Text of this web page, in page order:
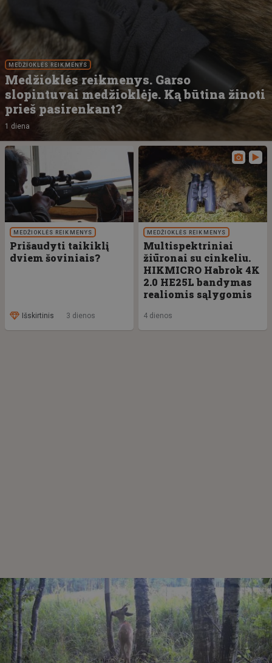
MEDŽIOKLĖS REIKMENYS
Medžioklės reikmenys. Garso
slopintuvai medžioklėje. Ką būtina žinoti
prieš pasirenkant?
1 diena
MEDŽIOKLĖS REIKMENYS
Prišaudyti taikiklį
dviem šoviniais?
Išskirtinis 3 dienos
MEDŽIOKLĖS REIKMENYS
Multispektriniai
žiūronai su cinkeliu.
HIKMICRO Habrok 4K
2.0 HE25L bandymas
realiomis sąlygomis
4 dienos